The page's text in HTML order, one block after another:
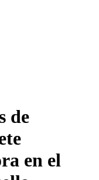
de
en el